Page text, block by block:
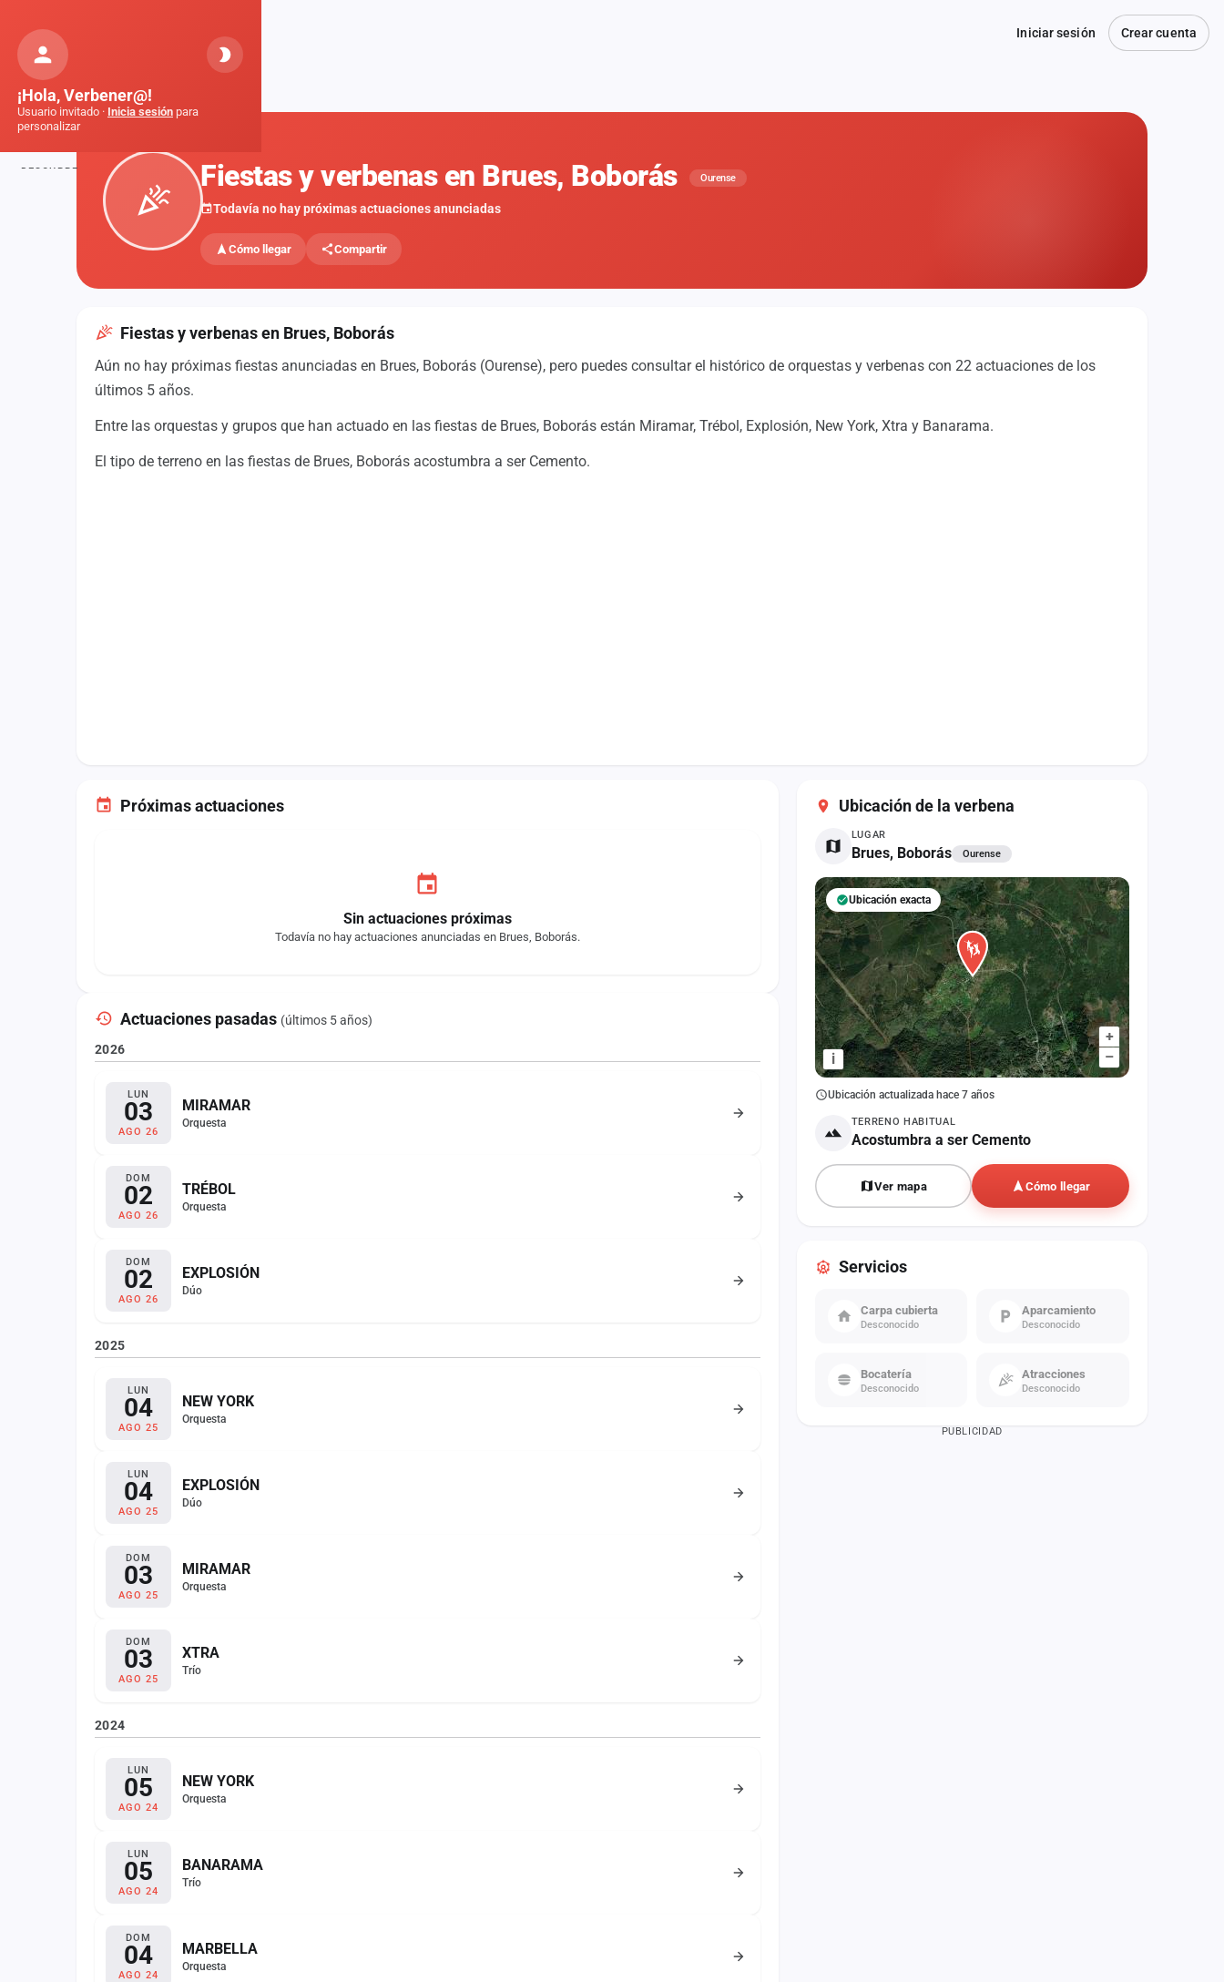
Iniciar sesión Crear cuenta
Inicio Fiestas
Fiestas y verbenas en Brues, Boborás Ourense
Todavía no hay próximas actuaciones anunciadas
Cómo llegar Compartir
Fiestas y verbenas en Brues, Boborás
Aún no hay próximas fiestas anunciadas en Brues, Boborás (Ourense), pero puedes consultar el histórico de orquestas y verbenas con 22 actuaciones de los
últimos 5 años.
Entre las orquestas y grupos que han actuado en las fiestas de Brues, Boborás están Miramar, Trébol, Explosión, New York, Xtra y Banarama.
El tipo de terreno en las fiestas de Brues, Boborás acostumbra a ser Cemento.
Próximas actuaciones
Sin actuaciones próximas
Todavía no hay actuaciones anunciadas en Brues, Boborás.
Actuaciones pasadas (últimos 5 años)
2026
LUN
03
AGO 26
MIRAMAR
Orquesta
DOM
02
AGO 26
TRÉBOL
Orquesta
DOM
02
AGO 26
EXPLOSIÓN
Dúo
2025
LUN
04
AGO 25
NEW YORK
Orquesta
LUN
04
AGO 25
EXPLOSIÓN
Dúo
DOM
03
AGO 25
MIRAMAR
Orquesta
DOM
03
AGO 25
XTRA
Trío
2024
LUN
05
AGO 24
NEW YORK
Orquesta
LUN
05
AGO 24
BANARAMA
Trío
DOM
04
AGO 24
MARBELLA
Orquesta
Ubicación de la verbena
LUGAR
Brues, Boborás Ourense
+
–
i
Ubicación exacta
Ubicación actualizada hace 7 años
TERRENO HABITUAL
Acostumbra a ser Cemento
Ver mapa Cómo llegar
Servicios
Carpa cubierta
Desconocido
Aparcamiento
Desconocido
Bocatería
Desconocido
Atracciones
Desconocido
PUBLICIDAD
¡Hola, Verbener@!
Usuario invitado · Inicia sesión para
personalizar
DESCUBRE
Formaciones
Componentes